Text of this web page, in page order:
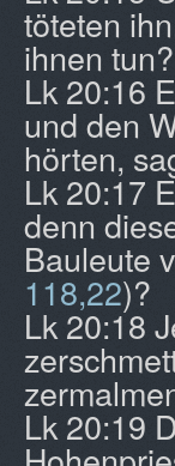
töteten
ihnen tun?
Lk 20:16
und den
hörten,
Lk 20:17
denn
Bauleute
118,22)?
Lk 20:18
Lk 20:19